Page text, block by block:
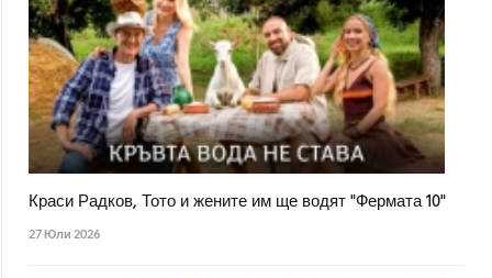
Краси Радков, Тото и жените им ще водят "Фермата 10"
27 Юли 2026